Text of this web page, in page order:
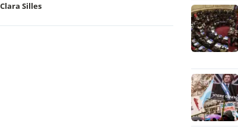
Silles